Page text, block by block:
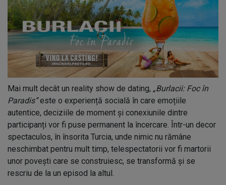
Mai mult decât un reality show de dating, „Burlacii: Foc în
Paradis”este o experiență socială în care emoțiile
autentice, deciziile de moment și conexiunile dintre
participanți vor fi puse permanent la încercare. Într-un decor
spectaculos, în însorita Turcia, unde nimic nu rămâne
neschimbat pentru mult timp, telespectatorii vor fi martorii
unor povești care se construiesc, se transformă și se
rescriu de la un episod la altul.